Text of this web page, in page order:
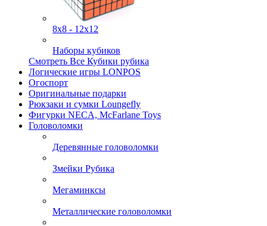
8х8 - 12х12
Наборы кубиков
Смотреть Все Кубики рубика
Логические игры LONPOS
Огоспорт
Оригинальные подарки
Рюкзаки и сумки Loungefly
Фигурки NECA, McFarlane Toys
Головоломки
Деревянные головоломки
Змейки Рубика
Мегаминксы
Металлические головоломки